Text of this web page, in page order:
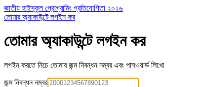
জাতীয় হাইস্কুল প্রোগ্রামিং প্রতিযোগিতা ২০২৬
তোমার অ্যাকাউন্টে লগইন কর
তোমার অ্যাকাউন্টে লগইন কর
লগইন করতে নিচে তোমার জন্ম নিবন্ধন নম্বর এবং পাসওয়ার্ড লিখো
জন্ম নিবন্ধন নম্বর